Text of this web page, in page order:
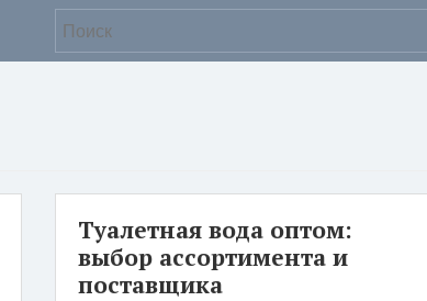
Туалетная вода оптом:
выбор ассортимента и
поставщика